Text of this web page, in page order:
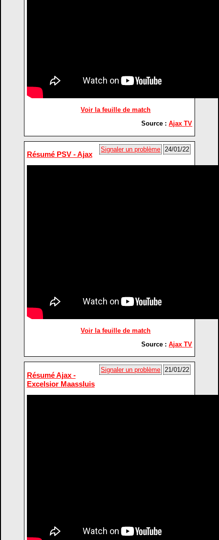
Voir la feuille de match
Source :Ajax TV
24/01/22
Signaler un problème
Résumé PSV - Ajax
Voir la feuille de match
Source :Ajax TV
21/01/22
Signaler un problème
Résumé Ajax -
Excelsior Maassluis